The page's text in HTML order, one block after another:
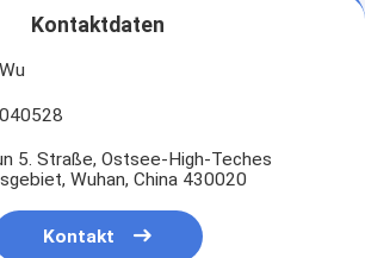
Kontaktdaten
5. Straße, Ostsee-High-Teches
Wuhan, China 430020
Kontakt